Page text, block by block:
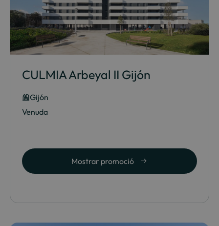
CULMIA Arbeyal II Gijón
Gijón
Venuda
Mostrar promoció